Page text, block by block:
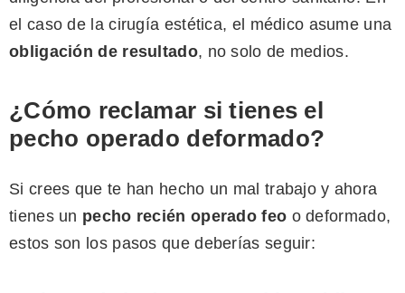
el caso de la cirugía estética, el médico asume una
obligación de resultado, no solo de medios.
¿Cómo reclamar si tienes el
pecho operado deformado?
Si crees que te han hecho un mal trabajo y ahora
tienes un pecho recién operado feo o deformado,
estos son los pasos que deberías seguir: